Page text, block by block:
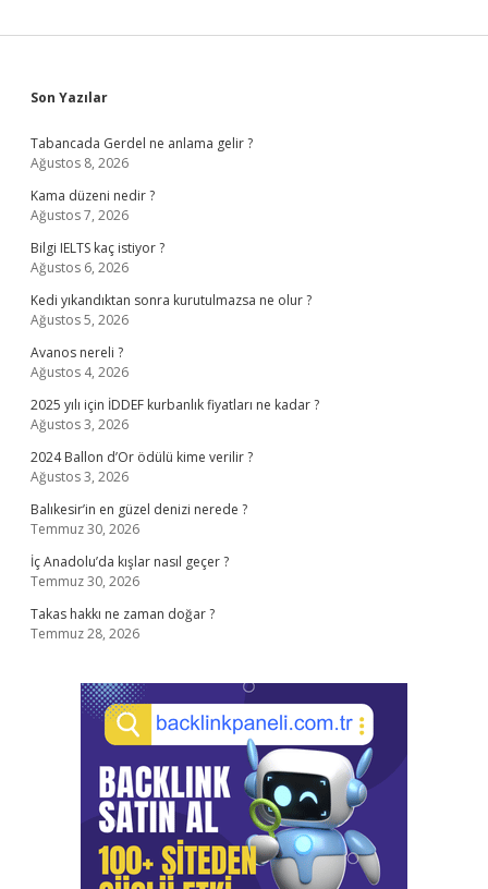
Sidebar
Son Yazılar
Tabancada Gerdel ne anlama gelir ?
Ağustos 8, 2026
Kama düzeni nedir ?
Ağustos 7, 2026
Bilgi IELTS kaç istiyor ?
Ağustos 6, 2026
Kedi yıkandıktan sonra kurutulmazsa ne olur ?
Ağustos 5, 2026
Avanos nereli ?
Ağustos 4, 2026
2025 yılı için İDDEF kurbanlık fiyatları ne kadar ?
Ağustos 3, 2026
2024 Ballon d’Or ödülü kime verilir ?
Ağustos 3, 2026
Balıkesir’in en güzel denizi nerede ?
Temmuz 30, 2026
İç Anadolu’da kışlar nasıl geçer ?
Temmuz 30, 2026
Takas hakkı ne zaman doğar ?
Temmuz 28, 2026